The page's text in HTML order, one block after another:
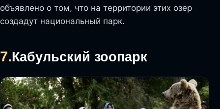
объявлено о том, что на территории этих озер
создадут национальный парк.
7.Кабульский зоопарк